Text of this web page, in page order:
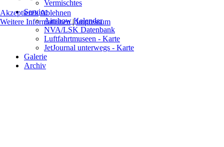
Vermischtes
Service
Airshow Kalender
NVA/LSK Datenbank
Luftfahrtmuseen - Karte
JetJournal unterwegs - Karte
Galerie
Archiv
AkzeptierenAblehnen
Weitere Informationen|Impressum